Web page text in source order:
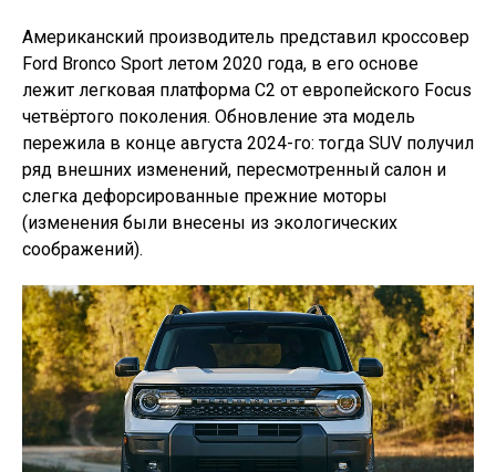
Американский производитель представил кроссовер
Ford Bronco Sport летом 2020 года, в его основе
лежит легковая платформа C2 от европейского Focus
четвёртого поколения. Обновление эта модель
пережила в конце августа 2024-го: тогда SUV получил
ряд внешних изменений, пересмотренный салон и
слегка дефорсированные прежние моторы
(изменения были внесены из экологических
соображений).